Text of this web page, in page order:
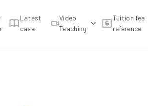
Latest
case
Video
Teaching
Tuition fee
reference
Lik Yuen Tuition recommendation